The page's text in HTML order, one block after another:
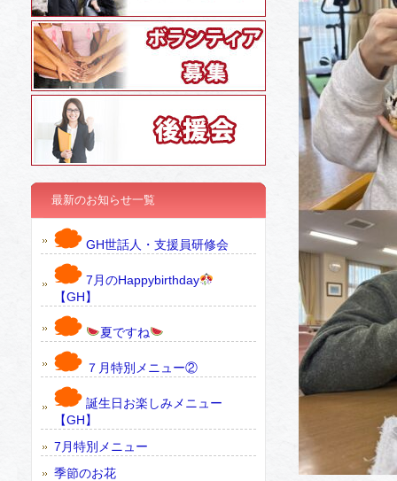
最新のお知らせ一覧
GH世話人・支援員研修会
7月のHappybirthday
【GH】
夏ですね
７月特別メニュー②
誕生日お楽しみメニュー
【GH】
7月特別メニュー
季節のお花